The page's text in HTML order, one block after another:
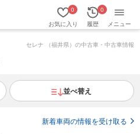
お気に入り
0
履歴
0
メニュー
セレナ （福井県）の中古車・中古車情報
並べ替え
新着車両の情報を受け取る